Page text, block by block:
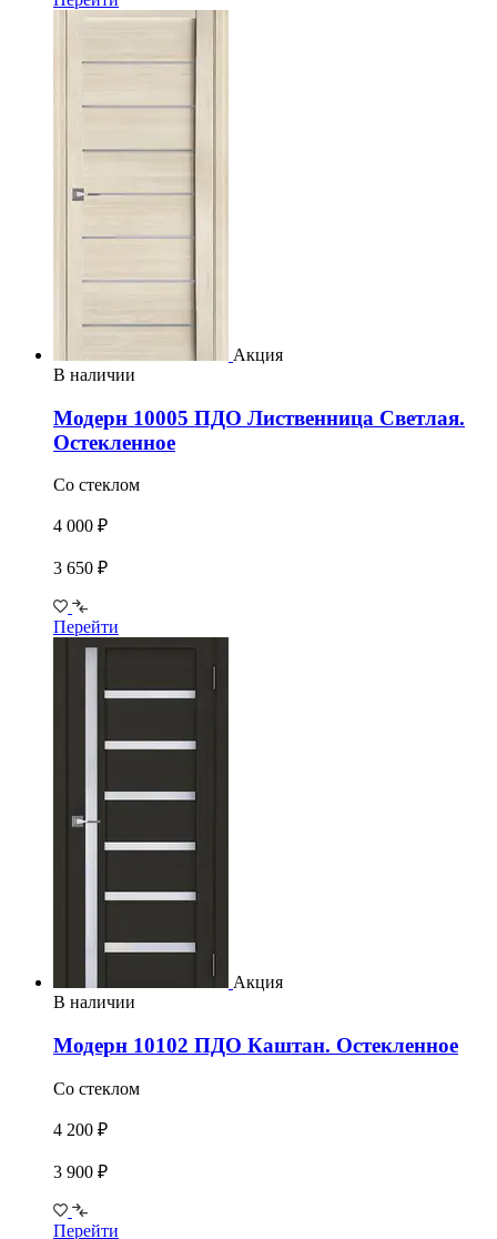
Акция
В наличии
Модерн 10005 ПДО Лиственница Светлая.
Остекленное
Со стеклом
4 000 ₽
3 650 ₽
Перейти
Акция
В наличии
Модерн 10102 ПДО Каштан. Остекленное
Со стеклом
4 200 ₽
3 900 ₽
Перейти